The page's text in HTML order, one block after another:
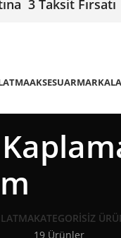
3 Taksit Fırsatı
AKSESUAR
KATEGORISIZ
19 Ürünler